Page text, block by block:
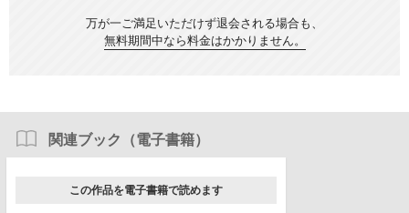
万が一ご満足いただけず退会される場合も、
無料期間中なら料金はかかりません。
関連ブック（電子書籍）
この作品を電子書籍で読めます